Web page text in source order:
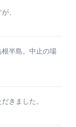
、
半島。中止の場
きました。